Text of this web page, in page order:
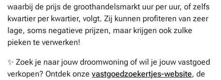
waarbij de prijs de groothandelsmarkt uur per uur, of zelfs
kwartier per kwartier, volgt. Zij kunnen profiteren van zeer
lage, soms negatieve prijzen, maar krijgen ook zulke
pieken te verwerken!
✨ Zoek je naar jouw droomwoning of wil je jouw vastgoed
verkopen? Ontdek onze vastgoedzoekertjes-website, de